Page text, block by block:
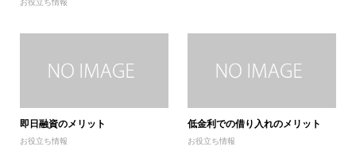
お役立ち情報
即日融資のメリット
お役立ち情報
低金利での借り入れのメリット
お役立ち情報